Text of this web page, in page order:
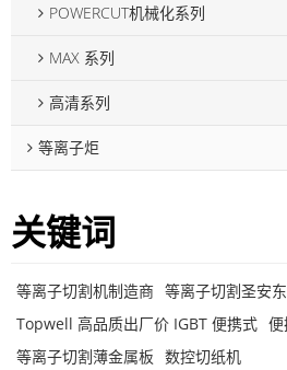
POWERCUT机械化系列
MAX 系列
高清系列
等离子炬
关键词
等离子切割机制造商 等离子切割圣安
Topwell 高品质出厂价 IGBT 便携式
等离子切割薄金属板 数控切纸机